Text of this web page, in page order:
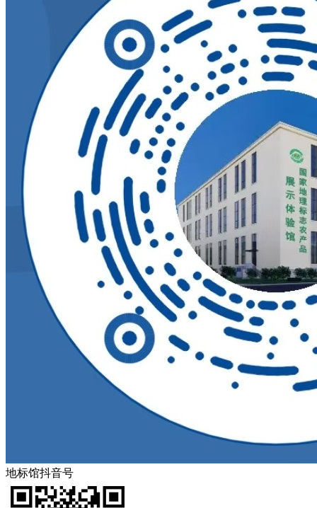
地标馆抖音号